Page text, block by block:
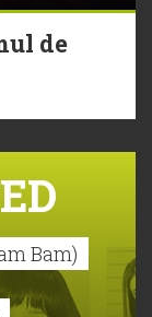
de
Bam)